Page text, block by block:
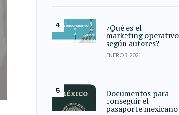
¿Qué es el
marketing operativo
según autores?
ENERO 3, 2021
Documentos para
conseguir el
pasaporte mexicano